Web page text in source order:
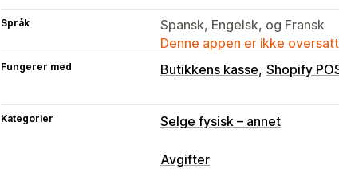
Språk
Spansk, Engelsk, og Fransk
Denne appen er ikke
Fungerer med Butikkens kasse Shopify
Kategorier Selge fysisk – annet
Avgifter